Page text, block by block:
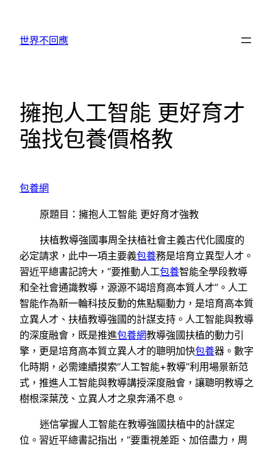
世界不回應
擁抱人工智能 更好育才
強找包養價格教
包養網
原題目：擁抱人工智能 更好育才強教
扶植教導強國事周全扶植社會主義古代化國度的
必定請求，此中一項主要義包養務是培育立異型人才。
習近平總書記誇大，“要推動人工包養智能全學段教導
和全社會通識教導，源源不竭培育高本質人才”。人工
智能作為新一輪科技反動的焦點驅動力，是培育高本質
立異人才、扶植教導強國的計謀支持。人工智能與教導
的深度融會，既是推進包養網教導強國扶植的動力引
擎，更是培育高本質立異人才的聰明加快包養器。數字
化時期，必需連續摸索“人工智能+教導”利用場景新范
式，推進人工智能與教導講授深度融會，讓聰明教導之
樹根深葉茂、立異人才之泉奔涌不息。
迷信掌握人工智能在教導強國扶植中的計謀定
位。習近平總書記指出，“要重視差距、加倍盡力，周